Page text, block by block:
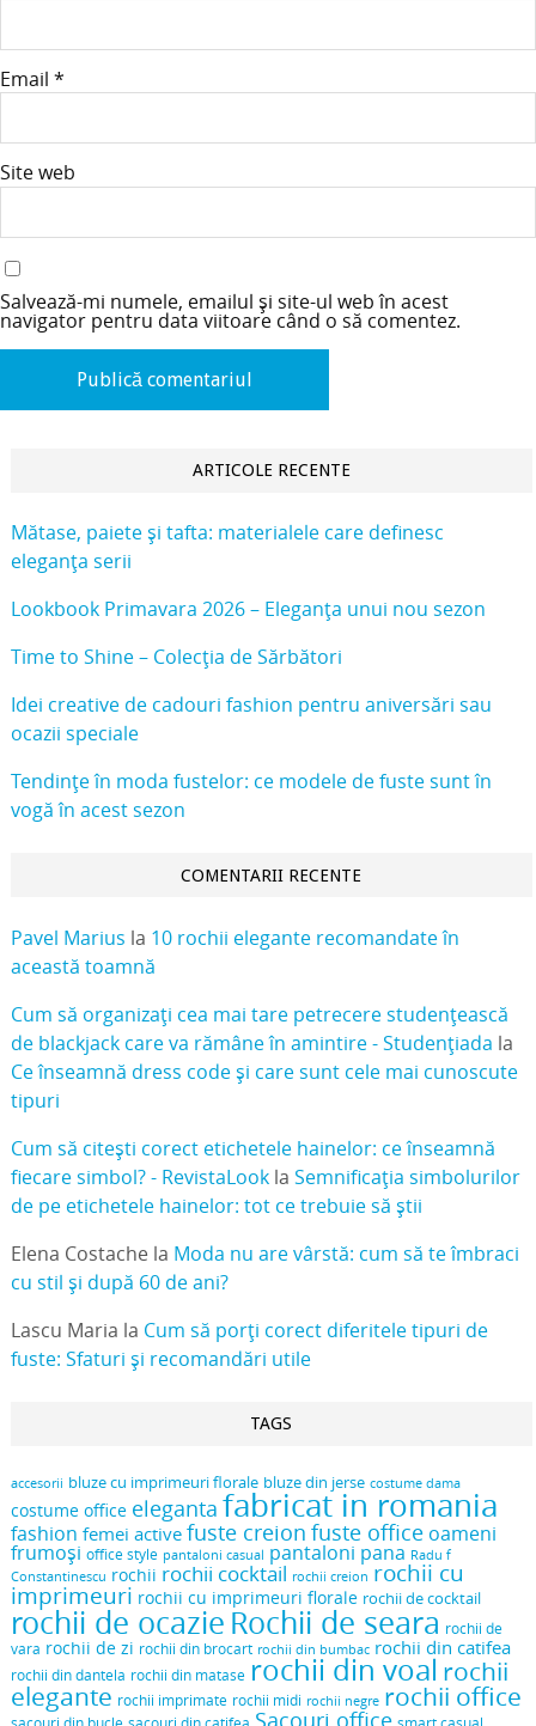
Email *
Site web
Salvează-mi numele, emailul și site-ul web în acest
navigator pentru data viitoare când o să comentez.
ARTICOLE RECENTE
Mătase, paiete și tafta: materialele care definesc
eleganța serii
Lookbook Primavara 2026 – Eleganța unui nou sezon
Time to Shine – Colecția de Sărbători
Idei creative de cadouri fashion pentru aniversări sau
ocazii speciale
Tendințe în moda fustelor: ce modele de fuste sunt în
vogă în acest sezon
COMENTARII RECENTE
Pavel Marius la 10 rochii elegante recomandate în
această toamnă
Cum să organizați cea mai tare petrecere studențească
de blackjack care va rămâne în amintire - Studențiada la
Ce înseamnă dress code și care sunt cele mai cunoscute
tipuri
Cum să citești corect etichetele hainelor: ce înseamnă
fiecare simbol? - RevistaLookla Semnificația simbolurilor
de pe etichetele hainelor: tot ce trebuie să știi
Elena Costachela Moda nu are vârstă: cum să te îmbraci
cu stil și după 60 de ani?
Lascu Maria la Cum să porți corect diferitele tipuri de
fuste: Sfaturi și recomandări utile
TAGS
accesorii bluze cu imprimeuri florale bluze din jerse costume dama
costume office eleganta fabricat in romania
fashion femei active fuste creion fuste office oameni
frumoși office style pantaloni casual pantaloni pana Radu f
Constantinescu rochii rochii cocktail rochii creion rochii cu
imprimeuri rochii cu imprimeuri florale rochii de cocktail
rochii de ocazie Rochii de seara rochii de
vara rochii de zi rochii din brocart rochii din bumbac rochii din catifea
rochii din dantela rochii din matase rochii din voal rochii
elegante rochii imprimate rochii midi rochii negre rochii office